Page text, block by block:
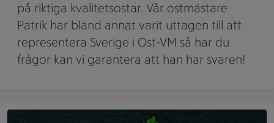
på riktiga kvalitetsostar. Vår ostmästare
Patrik har bland annat varit uttagen till att
representera Sverige i Ost-VM så har du
frågor kan vi garantera att han har svaren!
En tillagad hummer ligger på en skifferskiva tillsammans